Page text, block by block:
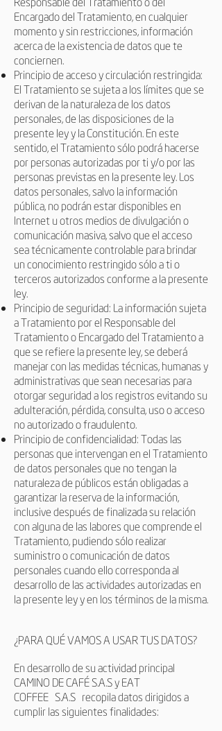
Encargado del Tratamiento, en cualquier
momento y sin restricciones, información
acerca de la existencia de datos que te
conciernen.
Principio de acceso y circulación restringida:
El Tratamiento se sujeta a los límites que se
derivan de la naturaleza de los datos
personales, de las disposiciones de la
presente ley y la Constitución. En este
sentido, el Tratamiento sólo podrá hacerse
por personas autorizadas por ti y/o por las
personas previstas en la presente ley. Los
datos personales, salvo la información
pública, no podrán estar disponibles en
Internet u otros medios de divulgación o
comunicación masiva, salvo que el acceso
sea técnicamente controlable para brindar
un conocimiento restringido sólo a ti o
terceros autorizados conforme a la presente
ley.
Principio de seguridad: La información sujeta
a Tratamiento por el Responsable del
Tratamiento o Encargado del Tratamiento a
que se refiere la presente ley, se deberá
manejar con las medidas técnicas, humanas y
administrativas que sean necesarias para
otorgar seguridad a los registros evitando su
adulteración, pérdida, consulta, uso o acceso
no autorizado o fraudulento.
Principio de confidencialidad: Todas las
personas que intervengan en el Tratamiento
de datos personales que no tengan la
naturaleza de públicos están obligadas a
garantizar la reserva de la información,
inclusive después de finalizada su relación
con alguna de las labores que comprende el
Tratamiento, pudiendo sólo realizar
suministro o comunicación de datos
personales cuando ello corresponda al
desarrollo de las actividades autorizadas en
la presente ley y en los términos de la misma.
¿PARA QUÉ VAMOS A USAR TUS DATOS?
En desarrollo de su actividad principal
CAMINO DE CAFÉ S.A.S yEAT
COFFEE S.A.S recopila datos dirigidos a
cumplir las siguientes finalidades: